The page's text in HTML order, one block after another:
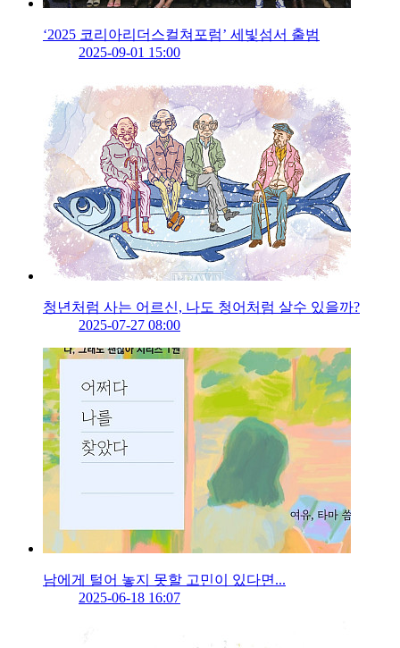
‘2025 코리아리더스컬쳐포럼’ 세빛섬서 출범
2025-09-01 15:00
청년처럼 사는 어르신, 나도 청어처럼 살수 있을까?
2025-07-27 08:00
남에게 털어 놓지 못할 고민이 있다면...
2025-06-18 16:07